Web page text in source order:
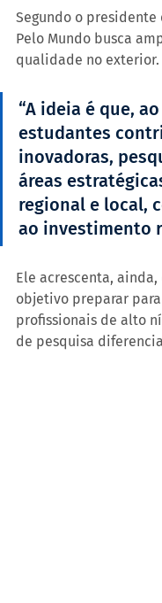
Segundo o presidente
Pelo Mundo busca
qualidade no exterior.
“A ideia é que,
estudantes
inovadoras,
áreas
regional e local,
ao investimento
Ele acrescenta,
objetivo preparar
profissionais de alto
de pesquisa